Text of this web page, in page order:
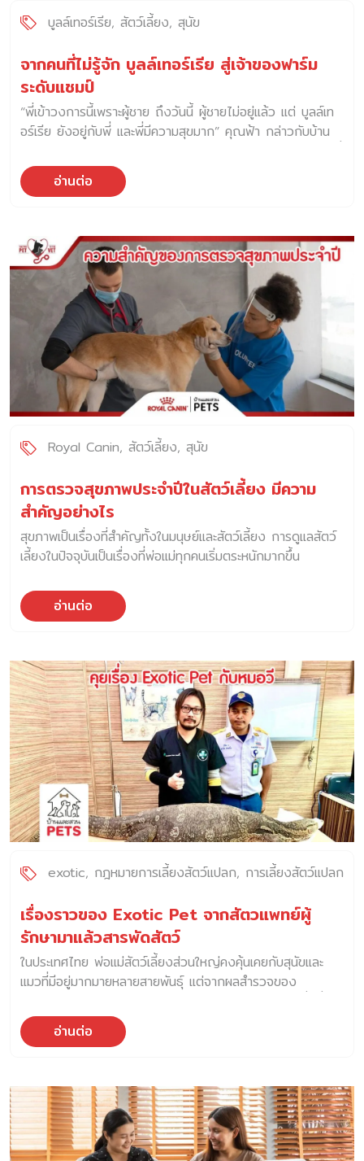
พฤติกรรม เช่น พฤติกรรมไม่ค่อยกินน้ำ และไม่ค่อยเคลื่อนไหว
สูงขึ้น เกิดจากเพศ อายุ และสายพันธุ์ โดยส่วนใหญ่ โรคนิ่วมัก
จะพบในแมวเพศผู้มากกว่าเพศเมีย เพราะแมวเพศผู้มีท่อปัสสาวะ
เล็กแคบและยาวกว่า นอกจากนี้ ความเสื่อมของร่างกายเมื่อแมว
อายุมากขึ้น และปัญหาน้ำหนักตัวมากเกินไป ก็เป็นสาเหตุของการ
เกิดนิ่วในระบบทางเดินปัสสาวะได้ เกิดจากสภาพแวดล้อมหรือ
บูลล์เทอร์เรีย สัตว์เลี้ยง สุนัข
จากคนที่ไม่รู้จัก บูลล์เทอร์เรีย สู่เจ้าของฟาร์ม
ระดับแชมป์
“พี่เข้าวงการนี้เพราะผู้ชาย ถึงวันนี้ ผู้ชายไม่อยู่แล้ว แต่ บูลล์เท
อร์เรีย ยังอยู่กับพี่ และพี่มีความสุขมาก” คุณฟ้า กล่าวกับบ้าน
มีความสุข และมีบูลล์เทอร์เรียวิ่งป่วนอยู่เป็นระยะ คุณฟ้า – สถิ
ดาพร สุคนธมัต เลี้ยงสุนัขสายพันธุ์ บูลล์เทอร์เรีย มานานกว่า
เคยเลี้ยงสุนัขสายพันธุ์เยอรมันเชเพิร์ด และสุนัขบางแก้ว ซึ่งเป็น
สายพันธุ์ที่มีพลังล้นเหลือเช่นกัน “พี่คิดว่า สุนัขที่เราเลี้ยงสะท้อน
ตัวตนบางอย่างของผู้เลี้ยงได้ อย่างพี่เป็นคนที่มีพลังขับเคลื่อน
ตลอดเวลา สุนัขที่พี่เลือกเลี้ยงก็เลยเป็นพันธุ์ที่มีพลังเล่นกับเราได้
ทั้งวัน” หลังจากที่มีผู้แนะนำให้รู้จักกับสุนัขบูลล์เทอร์เรีย “ตอนนั้น
เราไม่รู้จักบูลล์เทอร์เรีย แต่คิดว่าน่าจะรับมาเลี้ยงได้ เพราะเคยมี
ประสบการณ์เลี้ยงสุนัขพันธุ์ใหญมาก่อน” คุณฟ้ากล่าว และเสริม
ว่า “แต่พอรับมาจริง ๆ แล้วคนละเรื่องเลย เราไปรับมาถึงบ้าน
วันแรก น้องไม่ฟัง และวิ่งไปทั่วตลอดเวลา” หลังจากเห็น
จะจัดการเรื่องการดูแลน้องอย่างไร จึงจำเป็นต้องมานั่ง
ว่า เขาคือหนึ่งชีวิตที่ผู้เลี้ยงต้องรับผิดชอบ […]
อ่านต่อ
Royal Canin สัตว์เลี้ยง สุนัข
การตรวจสุขภาพประจำปีในสัตว์เลี้ยง มีความ
สำคัญอย่างไร
สุขภาพเป็นเรื่องที่สำคัญทั้งในมนุษย์และสัตว์เลี้ยง การดูแลสัตว์
เลี้ยงในปัจจุบันเป็นเรื่องที่พ่อแม่ทุกคนเริ่มตระหนักมากขึ้น
อ่านต่อ
exotic กฎหมายการเลี้ยงสัตว์แปลก การเลี้ยงสัตว์แปลก
เรื่องราวของ Exotic Pet จากสัตวแพทย์ผู้
รักษามาแล้วสารพัดสัตว์
ในประเทศไทย พ่อแม่สัตว์เลี้ยงส่วนใหญ่คงคุ้นเคยกับสุนัขและ
แมวที่มีอยู่มากมายหลายสายพันธุ์ แต่จากผลสำรวจของ
เลี้ยง “สัตว์นำเข้า (Exotic)” หรือที่หลายคนคุ้นหูกับคำว่า “สัตว์
แปลก” วันนี้ บ้านและสวน Pets ได้รับโอกาสอย่างสูงเกียรติที่
มาหลากหลายชนิด นิยามของคำว่า สัตว์นำเข้า หรือ Exotic
Pets นิยามของคำว่าสัตว์เลี้ยง Exotic หรือ Exotic pet คือ
สัตว์เลี้ยงที่นำเข้ามาจากต่างประเทศ ซึ่งมักจะเข้าใจกันว่า สัตว์
อ่านต่อ